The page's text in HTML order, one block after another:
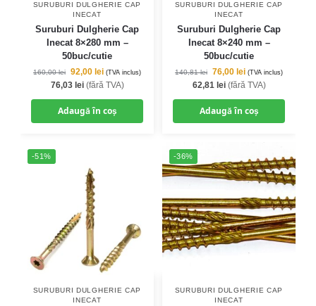
SURUBURI DULGHERIE CAP
INECAT
Suruburi Dulgherie Cap
Inecat 8×280 mm –
50buc/cutie
160,00lei 92,00 lei (TVA inclus)
76,03 lei(fără TVA)
Adaugă în coș
SURUBURI DULGHERIE CAP
INECAT
Suruburi Dulgherie Cap
Inecat 8×240 mm –
50buc/cutie
140,81lei 76,00 lei (TVA inclus)
62,81 lei(fără TVA)
Adaugă în coș
-51%
SURUBURI DULGHERIE CAP
INECAT
-36%
SURUBURI DULGHERIE CAP
INECAT